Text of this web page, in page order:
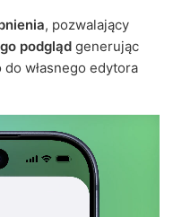
, pozwalający
podgląd generując
do własnego edytora